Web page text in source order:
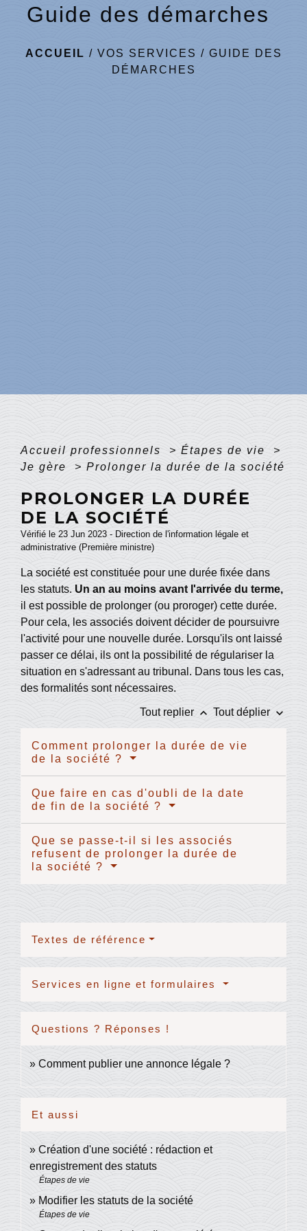
Guide des démarches
ACCUEIL / VOS SERVICES / GUIDE DES
DÉMARCHES
Accueil professionnels > Étapes de vie
>
Je gère
> Prolonger la durée de la société
PROLONGER LA DURÉE
DE LA SOCIÉTÉ
Vérifié le 23 Jun 2023 - Direction de l'information légale et
administrative (Première ministre)
La société est constituée pour une durée fixée dans
les statuts. Un an au moins avant l'arrivée du terme,
il est possible de prolonger (ou proroger) cette durée.
Pour cela, les associés doivent décider de poursuivre
l'activité pour une nouvelle durée. Lorsqu'ils ont laissé
passer ce délai, ils ont la possibilité de régulariser la
situation en s'adressant au tribunal. Dans tous les cas,
des formalités sont nécessaires.
Tout replier keyboard_arrow_up Tout déplier keyboard_arrow_down
Comment prolonger la durée de vie
de la société ?
Que faire en cas d'oubli de la date
de fin de la société ?
Que se passe-t-il si les associés
refusent de prolonger la durée de
la société ?
Textes de référence
Services en ligne et formulaires
Questions ? Réponses !
Comment publier une annonce légale ?
Et aussi
Création d'une société : rédaction et
enregistrement des statuts
Étapes de vie
Modifier les statuts de la société
Étapes de vie